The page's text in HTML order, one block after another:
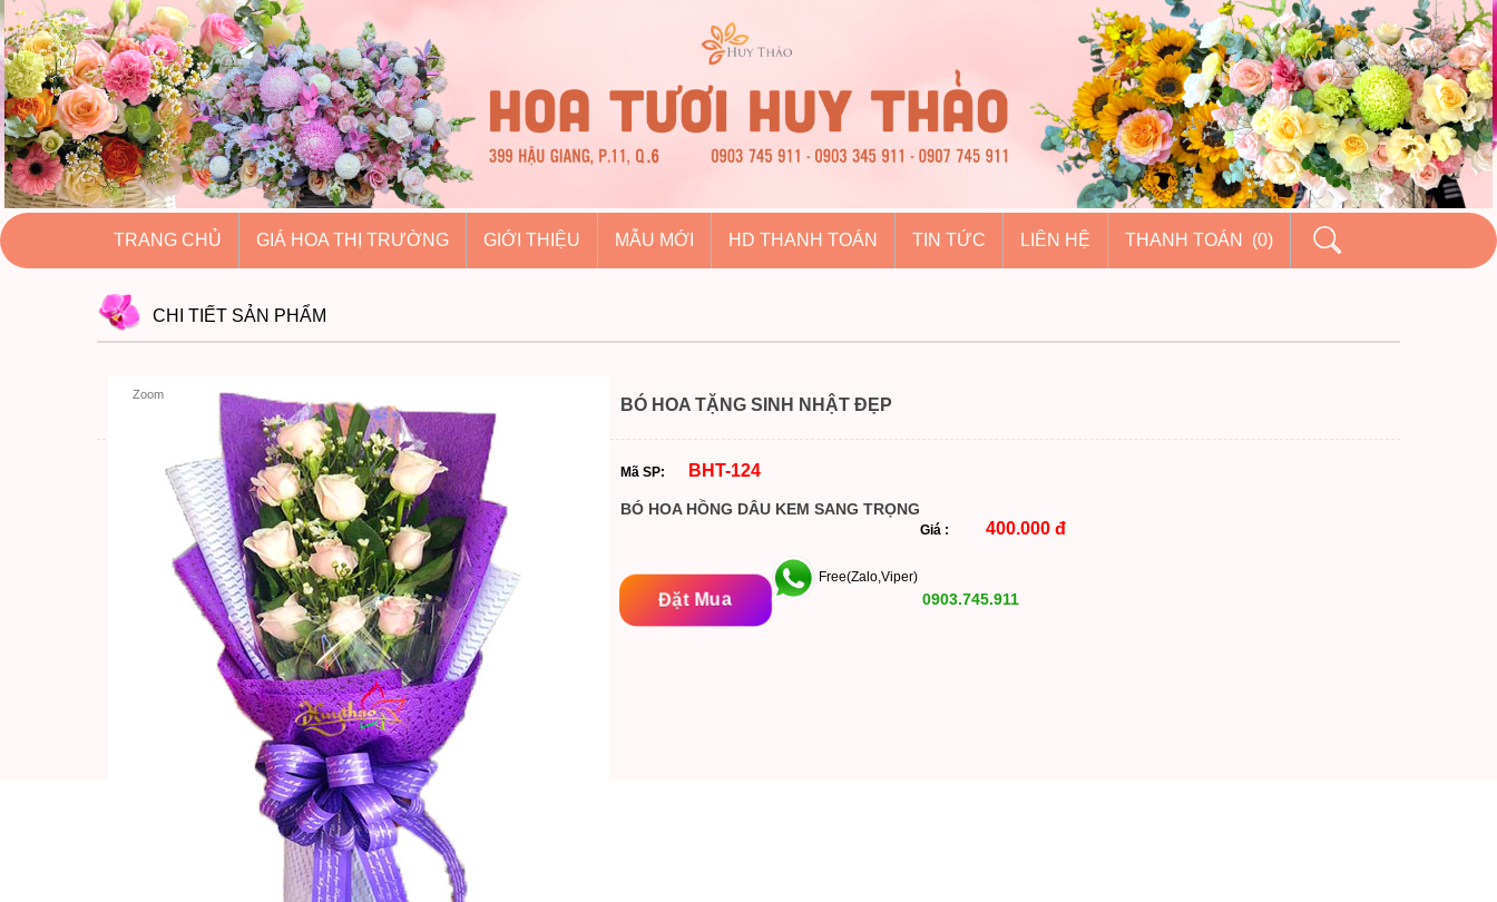
hoatuoihuythao.com
hoatuoihuythao.com
//hoatuoihuythao.com/
TRANG CHỦ GIÁ HOA THỊ TRƯỜNG GIỚI THIỆU MẪU MỚI HD THANH TOÁN TIN TỨC LIÊN HỆ THANH TOÁN (0)
CHI TIẾT SẢN PHẨM
Zoom
BÓ HOA TẶNG SINH NHẬT ĐẸP
Mã SP: BHT-124
BÓ HOA HỒNG DÂU KEM SANG TRỌNG
Giá : 400.000 đ
Đặt Mua
Free(Zalo,Viper)
0903.745.911